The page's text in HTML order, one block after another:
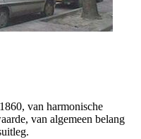
van harmonische
van algemeen belang